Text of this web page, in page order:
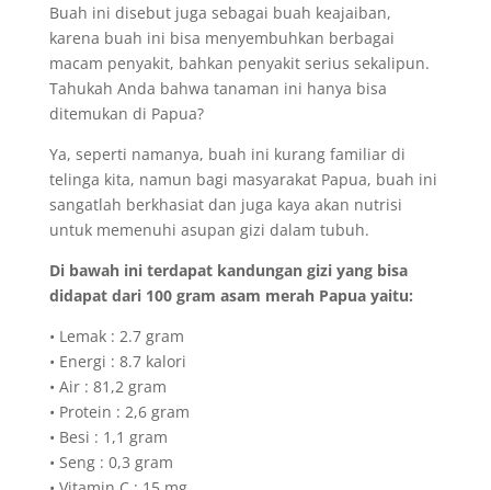
Buah ini disebut juga sebagai buah keajaiban,
karena buah ini bisa menyembuhkan berbagai
macam penyakit, bahkan penyakit serius sekalipun.
Tahukah Anda bahwa tanaman ini hanya bisa
ditemukan di Papua?
Ya, seperti namanya, buah ini kurang familiar di
telinga kita, namun bagi masyarakat Papua, buah ini
sangatlah berkhasiat dan juga kaya akan nutrisi
untuk memenuhi asupan gizi dalam tubuh.
Di bawah ini terdapat kandungan gizi yang bisa
didapat dari 100 gram asam merah Papua yaitu:
• Lemak : 2.7 gram
• Energi : 8.7 kalori
• Air : 81,2 gram
• Protein : 2,6 gram
• Besi : 1,1 gram
• Seng : 0,3 gram